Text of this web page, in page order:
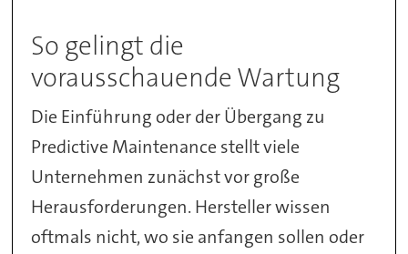
So gelingt die
vorausschauende Wartung
Die Einführung oder der Übergang zu
Predictive Maintenance stellt viele
Unternehmen zunächst vor große
Herausforderungen. Hersteller wissen
oftmals nicht, wo sie anfangen sollen oder